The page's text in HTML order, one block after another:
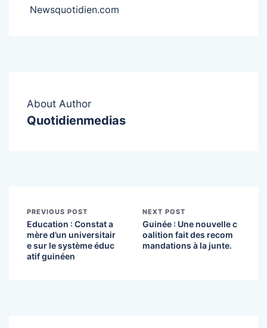
Newsquotidien.com
About Author
Quotidienmedias
PREVIOUS POST
Education : Constat a
mère d’un universitair
e sur le système éduc
atif guinéen
NEXT POST
Guinée : Une nouvelle c
oalition fait des recom
mandations à la junte.